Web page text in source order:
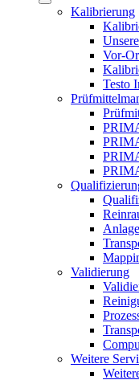
Kalibrierung
Vor-
Testo
Validierung
Weitere